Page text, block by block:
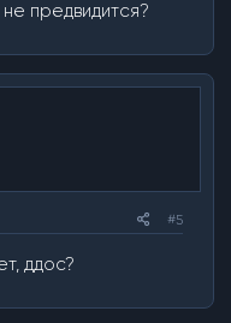
предвидится?
#5
ддос?